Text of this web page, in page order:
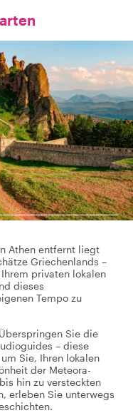
Athen entfernt liegt
Griechenlands –
privaten lokalen
dieses
Tempo zu
Sie die
– diese
Sie, Ihren lokalen
der Meteora-
hin zu versteckten
erleben Sie unterwegs